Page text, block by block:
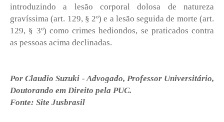
introduzindo a lesão corporal dolosa de natureza
gravíssima (art. 129, § 2º) e a lesão seguida de morte (art.
129, § 3º) como crimes hediondos, se praticados contra
as pessoas acima declinadas.
Por Claudio Suzuki - Advogado, Professor Universitário,
Doutorando em Direito pela PUC.
Fonte: Site Jusbrasil